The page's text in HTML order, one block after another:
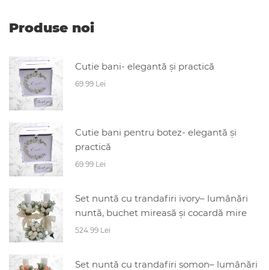
Produse noi
Cutie bani- elegantă și practică
69.99 Lei
Cutie bani pentru botez- elegantă și
practică
69.99 Lei
Set nuntă cu trandafiri ivory– lumânări
nuntă, buchet mireasă și cocardă mire
524.99 Lei
Set nuntă cu trandafiri somon– lumânări